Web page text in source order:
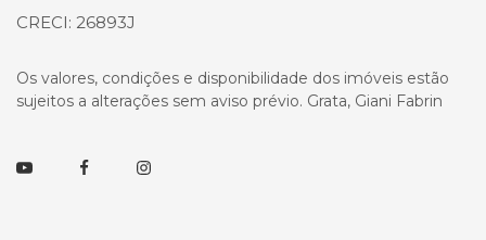
CRECI: 26893J
Os valores, condições e disponibilidade dos imóveis estão
sujeitos a alterações sem aviso prévio. Grata, Giani Fabrin
YoutubeFacebookInstagram